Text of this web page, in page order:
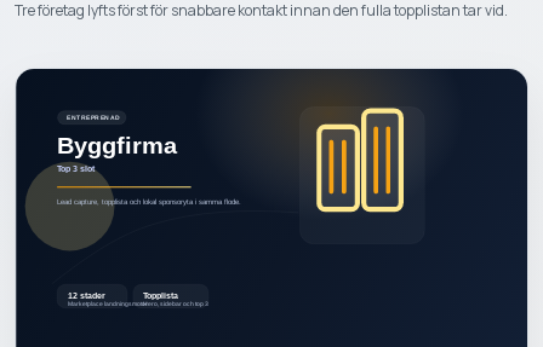
Tre företag lyfts först för snabbare kontakt innan den fulla topplistan tar vid.